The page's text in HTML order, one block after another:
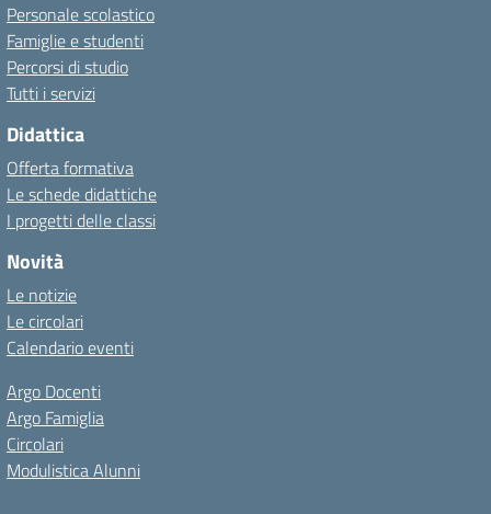
Personale scolastico
Famiglie e studenti
Percorsi di studio
Tutti i servizi
Didattica
Offerta formativa
Le schede didattiche
I progetti delle classi
Novità
Le notizie
Le circolari
Calendario eventi
Argo Docenti
Argo Famiglia
Circolari
Modulistica Alunni